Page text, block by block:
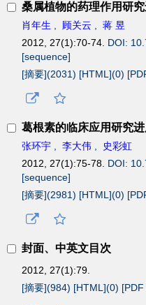
桑属植物的药理作用研
肖年生 , 顾关云 , 蒋 昱
2012, 27(1):70-74. DOI:
[sequence]
[摘要](2031) [HTML](0)
葛根素的临床应用研究
张环宇 , 李大伟 ,
史彩虹
2012, 27(1):75-78. DOI:
[sequence]
[摘要](2981) [HTML](0)
封面、中英文目次
2012, 27(1):79.
[摘要](984) [HTML](0)